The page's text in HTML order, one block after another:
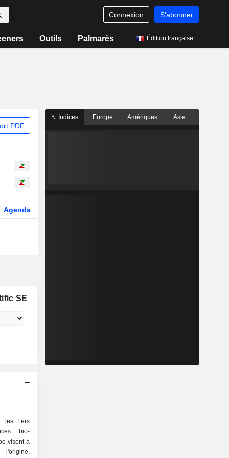
Connexion S'abonner
Outils Palmarès Édition française
PDF
Agenda
SE
les 1ers
bio-
visent à
l'origine,
Indices Europe Amériques Asie